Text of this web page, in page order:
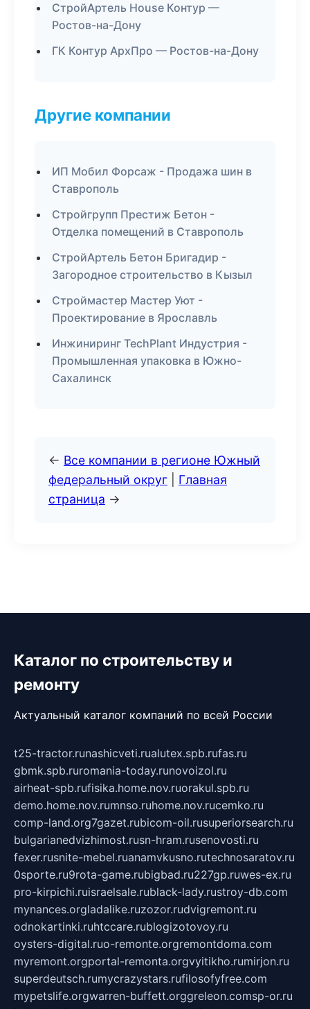
СтройАртель House Контур —
Ростов-на-Дону
ГК Контур АрхПро — Ростов-на-Дону
Другие компании
ИП Мобил Форсаж - Продажа шин в
Ставрополь
Стройгрупп Престиж Бетон -
Отделка помещений в Ставрополь
СтройАртель Бетон Бригадир -
Загородное строительство в Кызыл
Строймастер Мастер Уют -
Проектирование в Ярославль
Инжиниринг TechPlant Индустрия -
Промышленная упаковка в Южно-
Сахалинск
← Все компании в регионе Южный
федеральный округ
Главная
страница →
Каталог по строительству и
ремонту
Актуальный каталог компаний по всей России
t25-tractor.runashicveti.rualutex.spb.rufas.ru
gbmk.spb.ruromania-today.runovoizol.ru
airheat-spb.rufisika.home.nov.ruorakul.spb.ru
demo.home.nov.rumnso.ruhome.nov.rucemko.ru
comp-land.org7gazet.rubicom-oil.rusuperiorsearch.ru
bulgarianedvizhimost.rusn-hram.rusenovosti.ru
fexer.rusnite-mebel.ruanamvkusno.rutechnosaratov.ru
0sporte.ru9rota-game.rubigbad.ru227gp.ruwes-ex.ru
pro-kirpichi.ruisraelsale.rublack-lady.rustroy-db.com
mynances.orgladalike.ruzozor.rudvigremont.ru
odnokartinki.ruhtccare.rublogizotovoy.ru
oysters-digital.ruo-remonte.orgremontdoma.com
myremont.orgportal-remonta.orgvyitikho.rumirjon.ru
superdeutsch.rumycrazystars.rufilosofyfree.com
mypetslife.orgwarren-buffett.orggreleon.comsp-or.ru